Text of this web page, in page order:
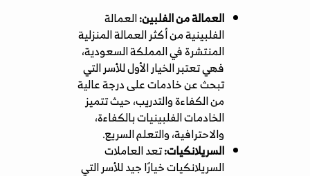
العمالة من الفلبين:العمالة
الفلبينية من أكثر العمالة المنزلية
المنتشرة في المملكة السعودية،
فهي تعتبر الخيار الأول للأسر التي
تبحث عن خادمات على درجة عالية
من الكفاءة والتدريب، حيث تتميز
الخادمات الفلبينيات بالكفاءة،
والاحترافية، والتعلم السريع.
السريلانكيات:تعد العاملات
السريلانكيات خيارًا جيد للأسر التي